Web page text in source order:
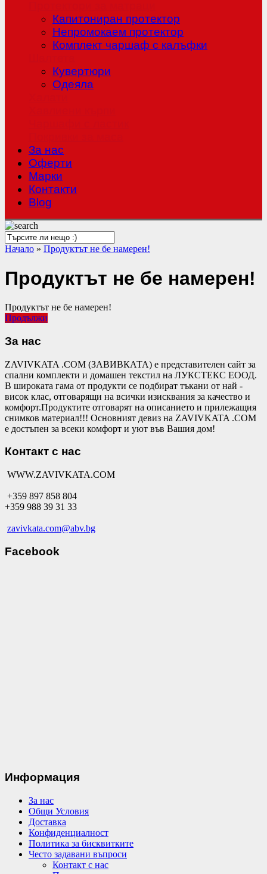
Капитониран протектор
Непромокаем протектор
Комплект чаршаф с калъфки
Кувертюри
Одеяла
За нас
Оферти
Mарки
Контакти
Blog
Начало » Продуктът не бе намерен!
Продуктът не бе намерен!
Продуктът не бе намерен!
Продължи
За нас
ZAVIVKATA .COM (ЗАВИВКАТА) е представителен сайт за
спални комплекти и домашен текстил на ЛУКСТЕКС ЕООД.
В широката гама от продукти се подбират тъкани от най -
висок клас, отговарящи на всички изисквания за качество и
комфорт.Продуктите отговарят на описанието и прилежащия
снимков материал!!! Основният девиз на ZAVIVKATA .COM
е достъпен за всеки комфорт и уют във Вашия дом!
Контакт с нас
WWW.ZAVIVKATA.COM
+359 897 858 804
+359 988 39 31 33
zavivkata.com@abv.bg
Facebook
Информация
За нас
Общи Условия
Доставка
Конфиденциалност
Политика за бисквитките
Често задавани въпроси
Контакт с нас